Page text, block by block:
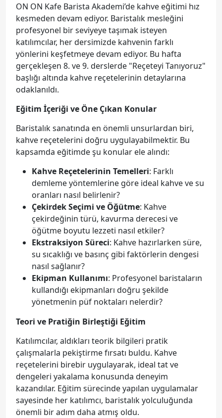
ON ON Kafe Barista Akademi’de kahve eğitimi hız
kesmeden devam ediyor. Baristalık mesleğini
profesyonel bir seviyeye taşımak isteyen
katılımcılar, her dersimizde kahvenin farklı
yönlerini keşfetmeye devam ediyor. Bu hafta
gerçekleşen 8. ve 9. derslerde "Reçeteyi Tanıyoruz"
başlığı altında kahve reçetelerinin detaylarına
odaklanıldı.
Eğitim İçeriği ve Öne Çıkan Konular
Baristalık sanatında en önemli unsurlardan biri,
kahve reçetelerini doğru uygulayabilmektir. Bu
kapsamda eğitimde şu konular ele alındı:
Kahve Reçetelerinin Temelleri: Farklı
demleme yöntemlerine göre ideal kahve ve su
oranları nasıl belirlenir?
Çekirdek Seçimi ve Öğütme: Kahve
çekirdeğinin türü, kavurma derecesi ve
öğütme boyutu lezzeti nasıl etkiler?
Ekstraksiyon Süreci: Kahve hazırlarken süre,
su sıcaklığı ve basınç gibi faktörlerin dengesi
nasıl sağlanır?
Ekipman Kullanımı: Profesyonel baristaların
kullandığı ekipmanları doğru şekilde
yönetmenin püf noktaları nelerdir?
Teori ve Pratiğin Birleştiği Eğitim
Katılımcılar, aldıkları teorik bilgileri pratik
çalışmalarla pekiştirme fırsatı buldu. Kahve
reçetelerini birebir uygulayarak, ideal tat ve
dengeleri yakalama konusunda deneyim
kazandılar. Eğitim sürecinde yapılan uygulamalar
sayesinde her katılımcı, baristalık yolculuğunda
önemli bir adım daha atmış oldu.